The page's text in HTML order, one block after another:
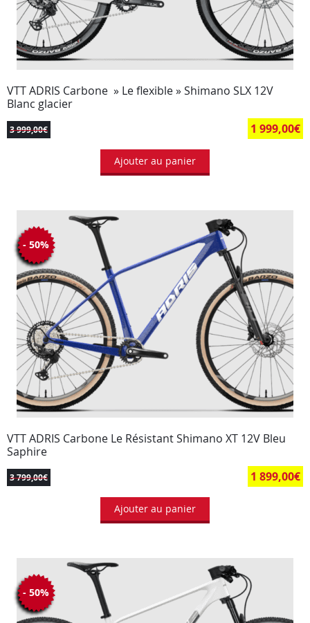
VTT ADRIS Carbone » Le flexible » Shimano SLX 12V
Blanc glacier
3 999,00€ 1 999,00€
Ajouter au panier
VTT ADRIS Carbone Le Résistant Shimano XT 12V Bleu
Saphire
3 799,00€ 1 899,00€
- 50%
Ajouter au panier
- 50%